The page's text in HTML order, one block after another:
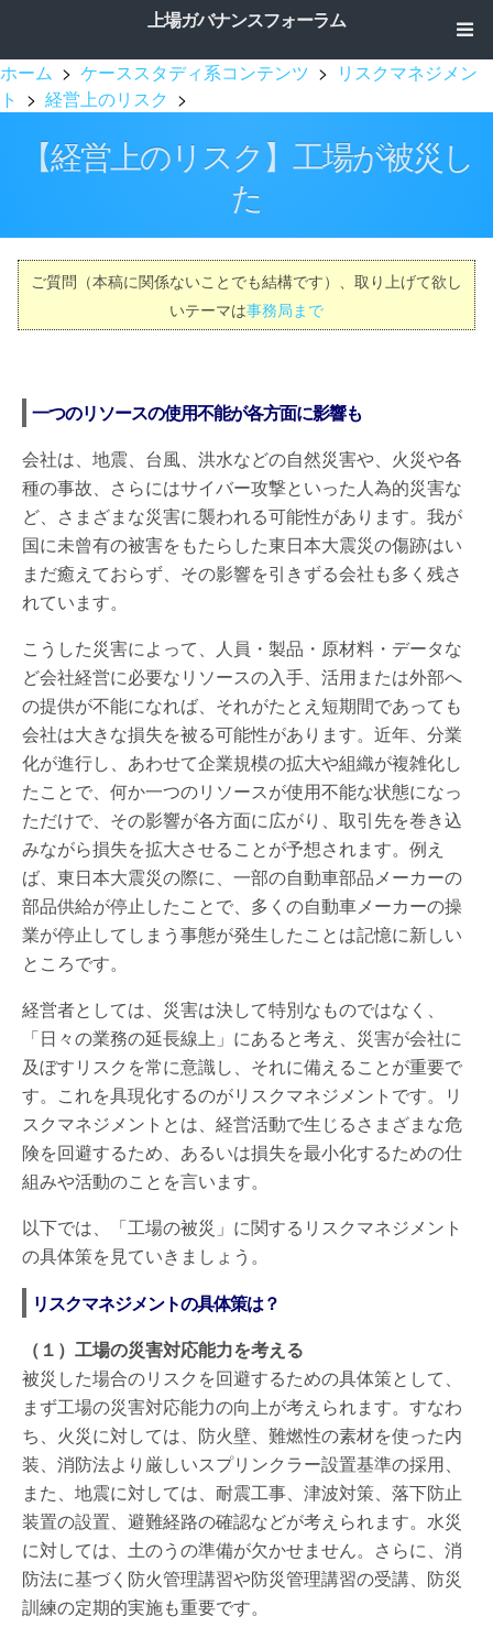
上場ガバナンスフォーラム
ホーム > ケーススタディ系コンテンツ > リスクマネジメン
ト > 経営上のリスク >
【経営上のリスク】工場が被災し
た
ご質問（本稿に関係ないことでも結構です）、取り上げて欲し
いテーマは事務局まで
一つのリソースの使用不能が各方面に影響も
会社は、地震、台風、洪水などの自然災害や、火災や各
種の事故、さらにはサイバー攻撃といった人為的災害な
ど、さまざまな災害に襲われる可能性があります。我が
国に未曾有の被害をもたらした東日本大震災の傷跡はい
まだ癒えておらず、その影響を引きずる会社も多く残さ
れています。
こうした災害によって、人員・製品・原材料・データな
ど会社経営に必要なリソースの入手、活用または外部へ
の提供が不能になれば、それがたとえ短期間であっても
会社は大きな損失を被る可能性があります。近年、分業
化が進行し、あわせて企業規模の拡大や組織が複雑化し
たことで、何か一つのリソースが使用不能な状態になっ
ただけで、その影響が各方面に広がり、取引先を巻き込
みながら損失を拡大させることが予想されます。例え
ば、東日本大震災の際に、一部の自動車部品メーカーの
部品供給が停止したことで、多くの自動車メーカーの操
業が停止してしまう事態が発生したことは記憶に新しい
ところです。
経営者としては、災害は決して特別なものではなく、
「日々の業務の延長線上」にあると考え、災害が会社に
及ぼすリスクを常に意識し、それに備えることが重要で
す。これを具現化するのがリスクマネジメントです。リ
スクマネジメントとは、経営活動で生じるさまざまな危
険を回避するため、あるいは損失を最小化するための仕
組みや活動のことを言います。
以下では、「工場の被災」に関するリスクマネジメント
の具体策を見ていきましょう。
リスクマネジメントの具体策は？
（１）工場の災害対応能力を考える
被災した場合のリスクを回避するための具体策として、
まず工場の災害対応能力の向上が考えられます。すなわ
ち、火災に対しては、防火壁、難燃性の素材を使った内
装、消防法より厳しいスプリンクラー設置基準の採用、
また、地震に対しては、耐震工事、津波対策、落下防止
装置の設置、避難経路の確認などが考えられます。水災
に対しては、土のうの準備が欠かせません。さらに、消
防法に基づく防火管理講習や防災管理講習の受講、防災
訓練の定期的実施も重要です。